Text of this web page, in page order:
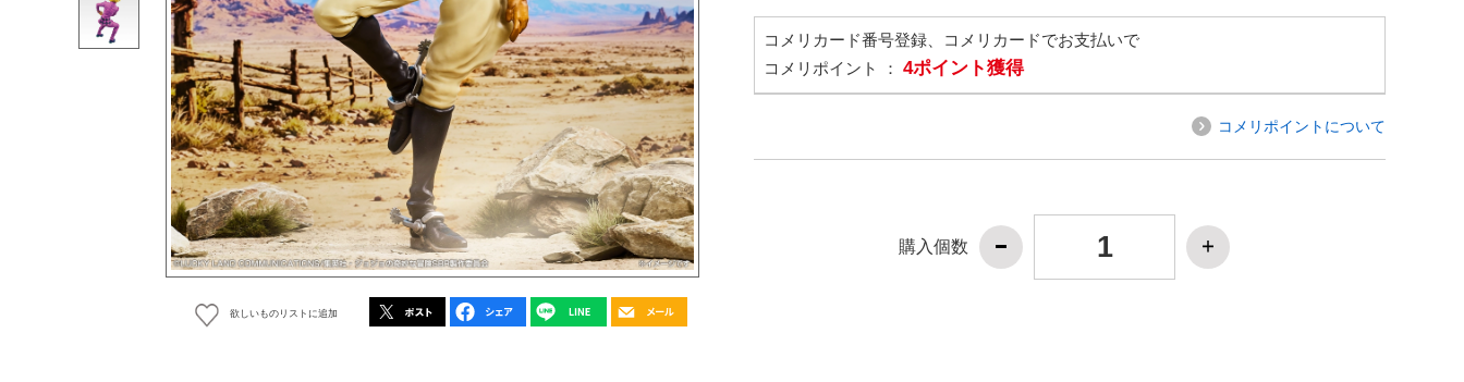
欲しいものリストに追加
コメリカード番号登録、コメリカードでお支払いで
コメリポイント ： 4ポイント獲得
コメリポイントについて
購入個数